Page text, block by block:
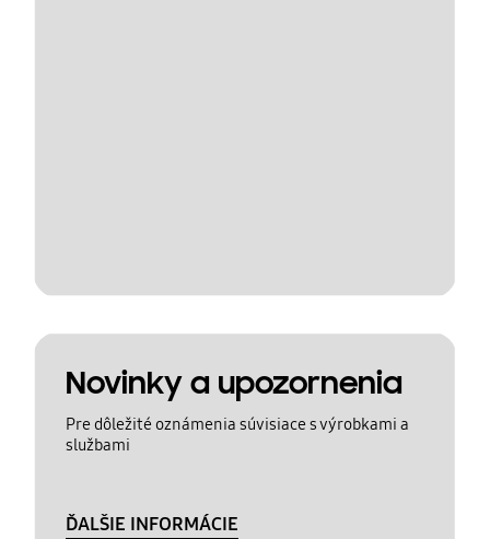
Novinky a upozornenia
Pre dôležité oznámenia súvisiace s výrobkami a
službami
ĎALŠIE INFORMÁCIE